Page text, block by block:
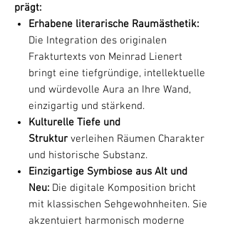
prägt:
Erhabene literarische Raumästhetik:
Die Integration des originalen
Frakturtexts von Meinrad Lienert
bringt eine tiefgründige, intellektuelle
und würdevolle Aura an Ihre Wand,
einzigartig und stärkend.
Kulturelle Tiefe und
Struktur verleihen Räumen Charakter
und historische Substanz.
Einzigartige Symbiose aus Alt und
Neu: Die digitale Komposition bricht
mit klassischen Sehgewohnheiten. Sie
akzentuiert harmonisch moderne